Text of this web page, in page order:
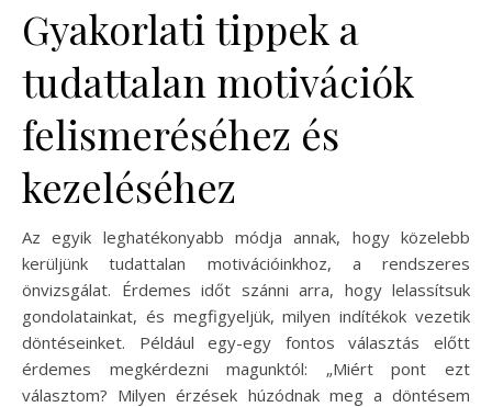
Gyakorlati tippek a
tudattalan motivációk
felismeréséhez és
kezeléséhez
Az egyik leghatékonyabb módja annak, hogy közelebb
kerüljünk tudattalan motivációinkhoz, a rendszeres
önvizsgálat. Érdemes időt szánni arra, hogy lelassítsuk
gondolatainkat, és megfigyeljük, milyen indítékok vezetik
döntéseinket. Például egy-egy fontos választás előtt
érdemes megkérdezni magunktól: „Miért pont ezt
választom? Milyen érzések húzódnak meg a döntésem